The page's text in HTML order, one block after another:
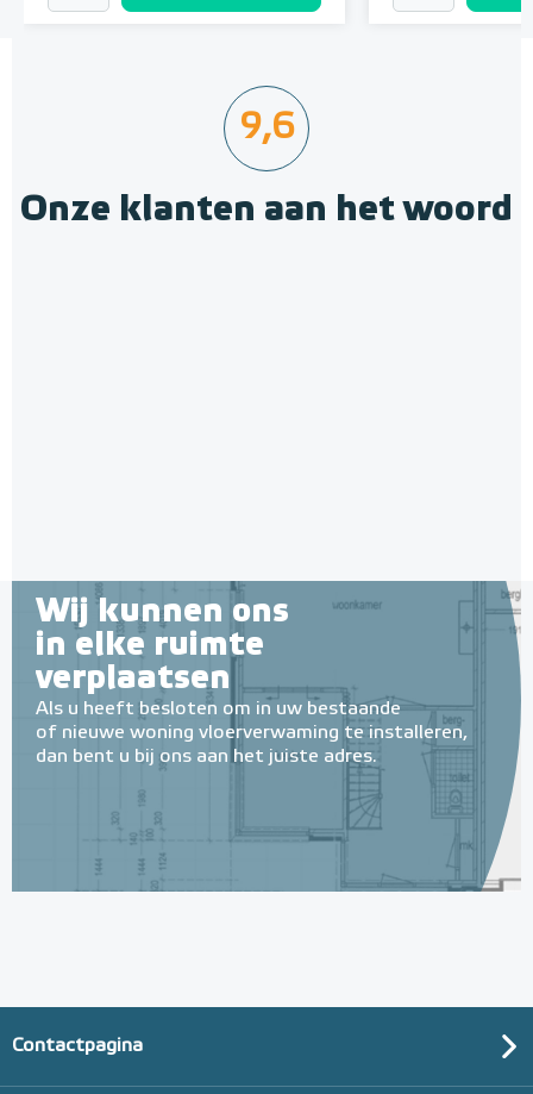
9,6
Onze klanten aan het woord
Wij kunnen ons
in elke ruimte
verplaatsen
Als u heeft besloten om in uw bestaande
of nieuwe woning vloerverwaming te installeren,
dan bent u bij ons aan het juiste adres.
Contactpagina